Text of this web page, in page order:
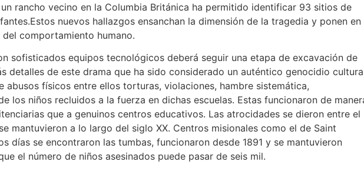
rancho vecino en la Columbia Británica ha permitido identificar 93 sitios de
nuevos hallazgos ensanchan la dimensión de la tragedia y ponen en
comportamiento humano.
sofisticados equipos tecnológicos deberá seguir una etapa de excavación de
detalles de este drama que ha sido considerado un auténtico genocidio
físicos entre ellos torturas, violaciones, hambre sistemática,
los niños recluidos a la fuerza en dichas escuelas. Estas funcionaron de
que a genuinos centros educativos. Las atrocidades se dieron entre el
mantuvieron a lo largo del siglo XX. Centros misionales como el de Saint
días se encontraron las tumbas, funcionaron desde 1891 y se mantuvieron
el número de niños asesinados puede pasar de seis mil.